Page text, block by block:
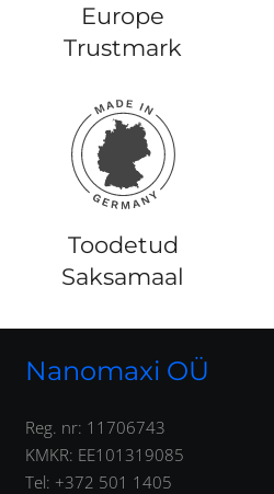
Europe
Trustmark
Toodetud
Saksamaal
Nanomaxi OÜ
Reg. nr: 11706743
KMKR: EE101319085
Tel: +372 501 1405